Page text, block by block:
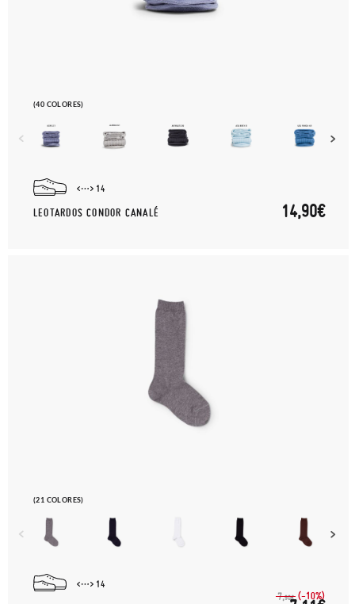
(40 COLORES)
14
LEOTARDOS CONDOR CANALÉ 14,90€
(21 COLORES)
14
7,90€ (-10%)